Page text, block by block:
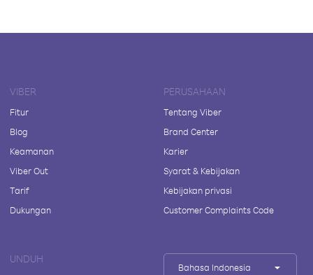
VIBER
Fitur
Blog
Keamanan
Viber Out
Tarif
Dukungan
PERUSAHAAN
Tentang Viber
Brand Center
Karier
Syarat & Kebijakan
Kebijakan privasi
Customer Complaints Code
UNDUH
Bahasa Indonesia